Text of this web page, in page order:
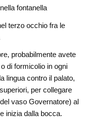
fontanella
terzo occhio fra le
probabilmente avete
di formicolio in ogni
lingua contro il palato,
per collegare
vaso Governatore) al
inizia dalla bocca.